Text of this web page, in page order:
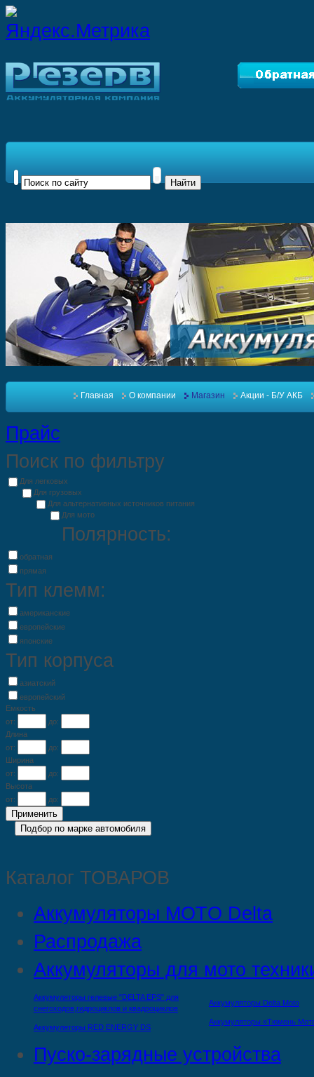
Главная О компании Магазин Акции - Б/У АКБ
Прайс
Поиск по фильтру
Для легковых
Для грузовых
Для альтернативных источников питания
Для мото
Полярность:
обратная
прямая
Тип клемм:
американские
европейские
японские
Тип корпуса
азиатский
европейский
Емкость
от:
до:
Длина
от:
до:
Ширина
от:
до:
Высота
от:
до:
Каталог ТОВАРОВ
Аккумуляторы MOTO Delta
Распродажа
Аккумуляторы для мото
Аккумуляторы гелевые "DELTA EPS" для
снегоходов,гидроциклов и квадроциклов
Аккумуляторы RED ENERGY DS
Аккумуляторы Delta Moto
Аккумуляторы «Тюмень
Пуско-зарядные устройства